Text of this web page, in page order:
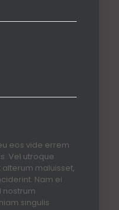
eos vide errem
Vel utroque
maluisset,
Nam ei
nostrum
singulis